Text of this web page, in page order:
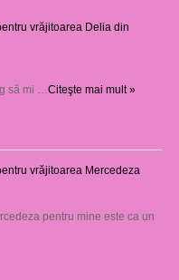
vrăjitoarea Delia din
să mi …Citeşte mai mult »
vrăjitoarea Mercedeza
pentru mine este ca un